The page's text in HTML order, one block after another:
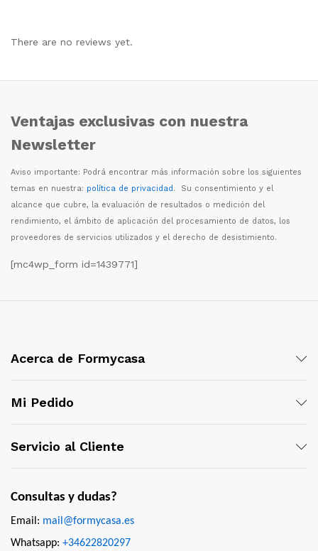
There are no reviews yet.
Ventajas exclusivas con nuestra
Newsletter
Aviso importante: Podrá encontrar más información sobre los siguientes
temas en nuestra: política de privacidad. Su consentimiento y el
alcance que cubre, la evaluación de resultados o medición del
rendimiento, el ámbito de aplicación del procesamiento de datos, los
proveedores de servicios utilizados y el derecho de desistimiento.
[mc4wp_form id=1439771]
Acerca de Formycasa
Mi Pedido
Servicio al Cliente
Consultas y dudas?
Email: mail@formycasa.es
Whatsapp: +34622820297